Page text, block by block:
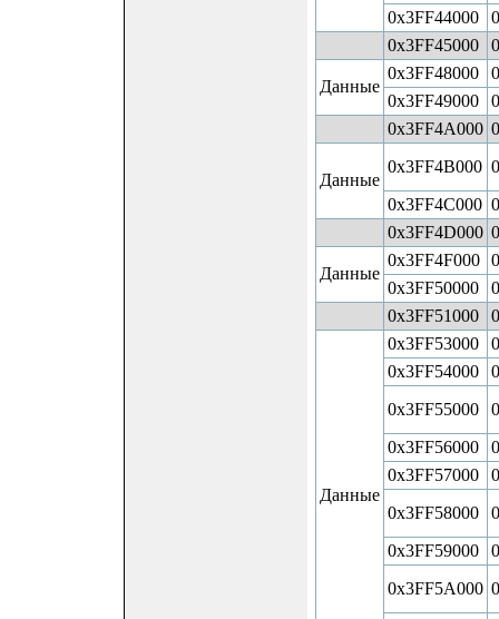
0x3FF44000
0x3FF45000
Данные
0x3FF48000
0x3FF49000
0x3FF4A000
Данные
0x3FF4B000
0x3FF4C000
0x3FF4D000
Данные
0x3FF4F000
0x3FF50000
0x3FF51000
Данные
0x3FF53000
0x3FF54000
0x3FF55000
0x3FF56000
0x3FF57000
0x3FF58000
0x3FF59000
0x3FF5A000